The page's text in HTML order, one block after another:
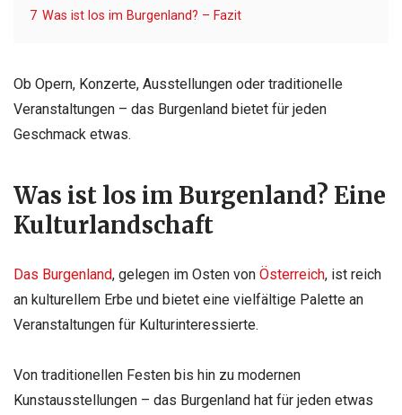
7 Was ist los im Burgenland? – Fazit
Ob Opern, Konzerte, Ausstellungen oder traditionelle
Veranstaltungen – das Burgenland bietet für jeden
Geschmack etwas.
Was ist los im Burgenland? Eine
Kulturlandschaft
Das Burgenland, gelegen im Osten von Österreich, ist reich
an kulturellem Erbe und bietet eine vielfältige Palette an
Veranstaltungen für Kulturinteressierte.
Von traditionellen Festen bis hin zu modernen
Kunstausstellungen – das Burgenland hat für jeden etwas